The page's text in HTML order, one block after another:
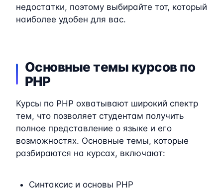
недостатки, поэтому выбирайте тот, который
наиболее удобен для вас.
Основные темы курсов по
PHP
Курсы по PHP охватывают широкий спектр
тем, что позволяет студентам получить
полное представление о языке и его
возможностях. Основные темы, которые
разбираются на курсах, включают:
Синтаксис и основы PHP